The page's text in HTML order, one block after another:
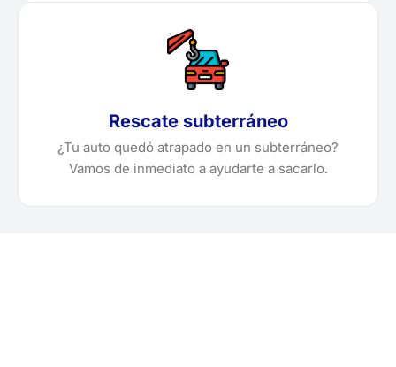
Rescate subterráneo
¿Tu auto quedó atrapado en un subterráneo?
Vamos de inmediato a ayudarte a sacarlo.